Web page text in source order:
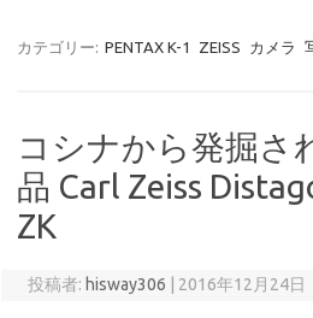
カテゴリー: PENTAX K-1 ZEISS カメラ
コシナから発掘さ
品 Carl Zeiss
ZK
投稿者: hisway306 2016年12月24日